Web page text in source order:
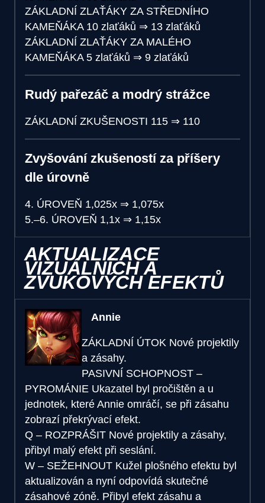
ZÁKLADNÍ ZLAŤÁKY ZA STŘEDNÍHO
KAMEŇÁKA 10 zlaťáků ⇒ 13 zlaťáků
ZÁKLADNÍ ZLAŤÁKY ZA MALÉHO
KAMEŇÁKA 5 zlaťáků ⇒ 9 zlaťáků
Rudý pařezáč a modrý strážce
ZÁKLADNÍ ZKUŠENOSTI 115 ⇒ 110
Zvyšování zkušeností za příšery
dle úrovně
4. ÚROVEŇ 1,025x ⇒ 1,075x
5.–6. ÚROVEŇ 1,1x ⇒ 1,15x
AKTUALIZACE
VIZUÁLNÍCH A
ZVUKOVÝCH EFEKTŮ
Annie
ZÁKLADNÍ ÚTOK Nové projektily
a zásahy.
PASIVNÍ SCHOPNOST –
PYROMÁNIE Ukazatel byl pročištěn a u
jednotek, které Annie omráčí, se při zásahu
zobrazí překrývací efekt.
Q – ROZPRÁŠIT Nové projektily a zásahy,
přibyl malý efekt při seslání.
W – SEŽEHNOUT Kužel plošného efektu byl
aktualizován a nyní odpovídá skutečné
zásahové zóně. Přibyl efekt zásahu a